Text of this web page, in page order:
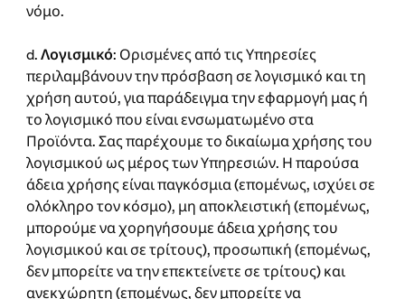
νόμο.
d.Λογισμικό: Ορισμένες από τις Υπηρεσίες
περιλαμβάνουν την πρόσβαση σε λογισμικό και τη
χρήση αυτού, για παράδειγμα την εφαρμογή μας ή
το λογισμικό που είναι ενσωματωμένο στα
Προϊόντα. Σας παρέχουμε το δικαίωμα χρήσης του
λογισμικού ως μέρος των Υπηρεσιών. Η παρούσα
άδεια χρήσης είναι παγκόσμια (επομένως, ισχύει σε
ολόκληρο τον κόσμο), μη αποκλειστική (επομένως,
μπορούμε να χορηγήσουμε άδεια χρήσης του
λογισμικού και σε τρίτους), προσωπική (επομένως,
δεν μπορείτε να την επεκτείνετε σε τρίτους) και
ανεκχώρητη (επομένως, δεν μπορείτε να